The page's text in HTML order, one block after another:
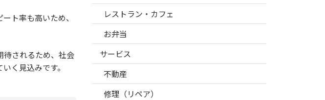
ト率も高いため、
待されるため、社会
く見込みです。
レストラン・カフェ
お弁当
サービス
不動産
修理（リペア）